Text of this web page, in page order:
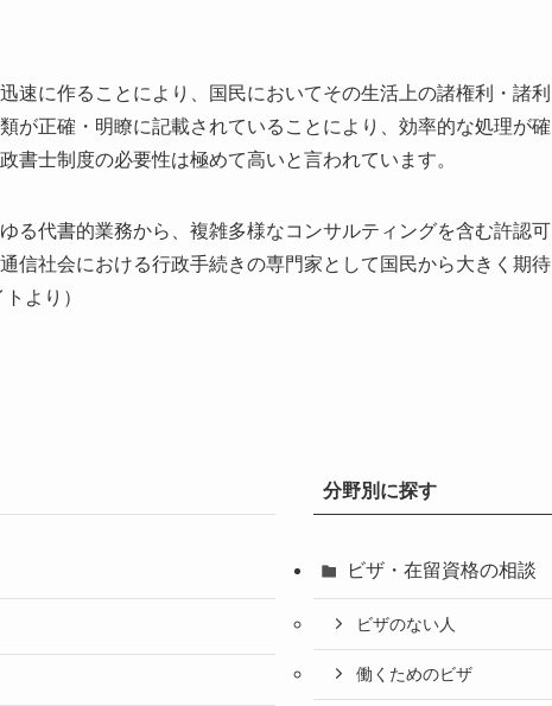
速に作ることにより、国民においてその生活上の諸権利・諸利
が正確・明瞭に記載されていることにより、効率的な処理が確
書士制度の必要性は極めて高いと言われています。
る代書的業務から、複雑多様なコンサルティングを含む許認可
信社会における行政手続きの専門家として国民から大きく期待
より）
分野別に探す
ビザ・在留資格の相談
ビザのない人
働くためのビザ